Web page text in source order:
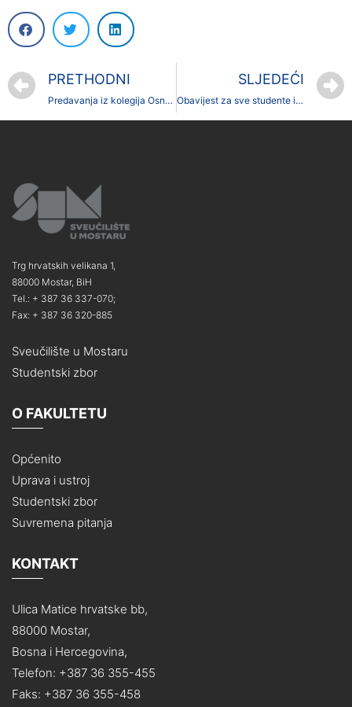
PRETHODNI
Predavanja iz kolegija Osnove pedagogijske statistike (diplomski studij predškolskoga odgoja – Orašje)
SLJEDEĆI
Obavijest za sve studente iz Županije Posavske
Trg hrvatskih velikana 1,
88000 Mostar, BiH
Tel.: + 387 36 337-070;
Fax: + 387 36 320-885
Sveučilište u Mostaru
Studentski zbor
O FAKULTETU
Općenito
Uprava i ustroj
Studentski zbor
Suvremena pitanja
KONTAKT
Ulica Matice hrvatske bb,
88000 Mostar,
Bosna i Hercegovina,
Telefon: +387 36 355-455
Faks: +387 36 355-458